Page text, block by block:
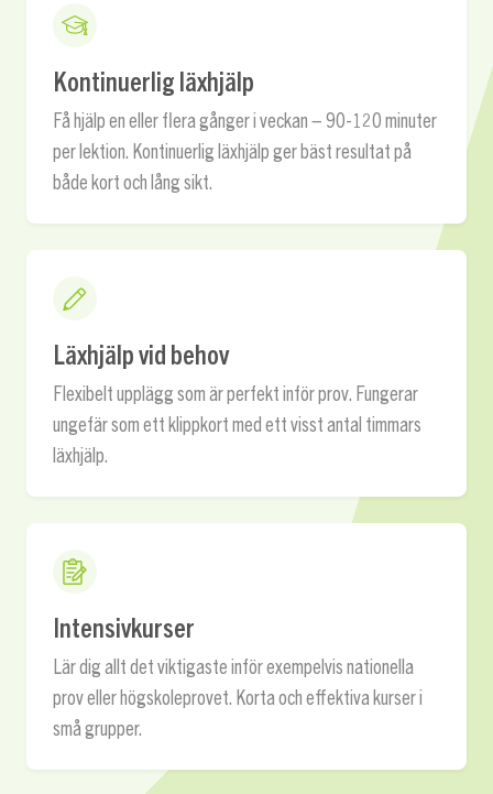
Kontinuerlig läxhjälp
Få hjälp en eller flera gånger i veckan – 90-120 minuter
per lektion. Kontinuerlig läxhjälp ger bäst resultat på
både kort och lång sikt.
Läxhjälp vid behov
Flexibelt upplägg som är perfekt inför prov. Fungerar
ungefär som ett klippkort med ett visst antal timmars
läxhjälp.
Intensivkurser
Lär dig allt det viktigaste inför exempelvis nationella
prov eller högskoleprovet. Korta och effektiva kurser i
små grupper.